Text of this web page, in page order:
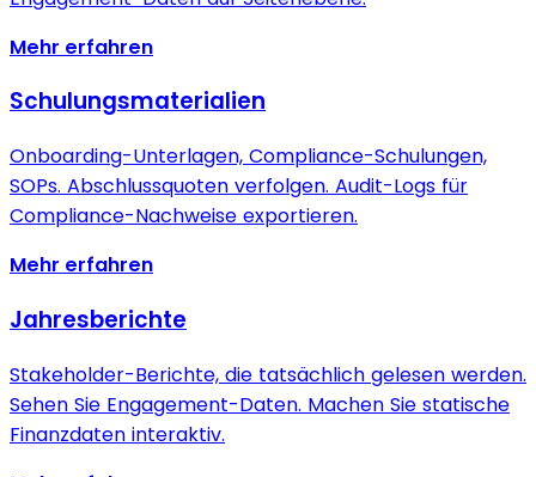
Mehr erfahren
Schulungsmaterialien
Onboarding-Unterlagen, Compliance-Schulungen,
SOPs. Abschlussquoten verfolgen. Audit-Logs für
Compliance-Nachweise exportieren.
Mehr erfahren
Jahresberichte
Stakeholder-Berichte, die tatsächlich gelesen werden.
Sehen Sie Engagement-Daten. Machen Sie statische
Finanzdaten interaktiv.